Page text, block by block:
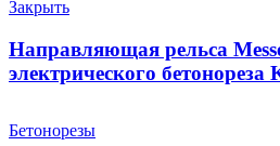
Закрыть
Направляющая рельса
электрического
Бетонорезы